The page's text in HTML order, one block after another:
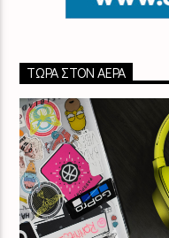
ΤΏΡΑ ΣΤΟΝ ΑΈΡΑ